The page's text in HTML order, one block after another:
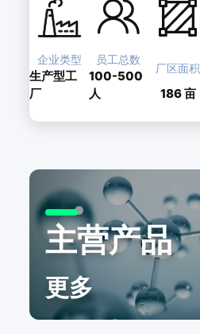
企业类型
生产型工
厂
员工总数
100-500
人
厂区面积
186亩
主营产品
更多